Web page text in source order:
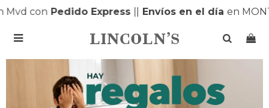
conPedido Express|| Envíos en el díaen
